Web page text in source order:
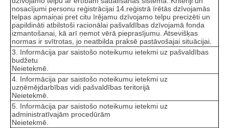
nosacījumi personu reģistrācijai 14.reģistrā īrētās dzīvojamās
telpas apmaiņai pret citu īrējamu dzīvojamo telpu precizēti un
papildināti atbilstoši racionālai pašvaldības dzīvojamā fonda
izmantošanai, kā arī ņemot vērā pieprasījumu. Atsevišķas
normas ir svītrotas, jo neatbilda praksē pastāvošajai situācijai.
3. Informācija par saistošo noteikumu ietekmi uz pašvaldības
budžetu
Neietekmē.
4. Informācija par saistošo noteikumu ietekmi uz
uzņēmējdarbības vidi pašvaldības teritorijā
Neietekmē.
5. Informācija par saistošo noteikumu ietekmi uz
administratīvajām procedūrām
Neietekmē.